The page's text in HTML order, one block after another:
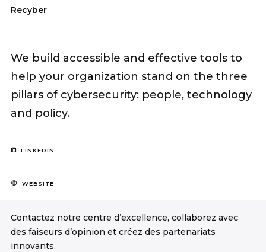
Recyber
We build accessible and effective tools to
help your organization stand on the three
pillars of cybersecurity: people, technology
and policy.
LINKEDIN
WEBSITE
Contactez notre centre d’excellence, collaborez avec
des faiseurs d’opinion et créez des partenariats
innovants.